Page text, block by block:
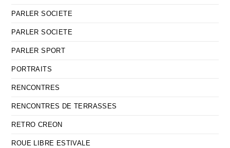
PARLER SOCIETE
PARLER SOCIETE
PARLER SPORT
PORTRAITS
RENCONTRES
RENCONTRES DE TERRASSES
RETRO CREON
ROUE LIBRE ESTIVALE